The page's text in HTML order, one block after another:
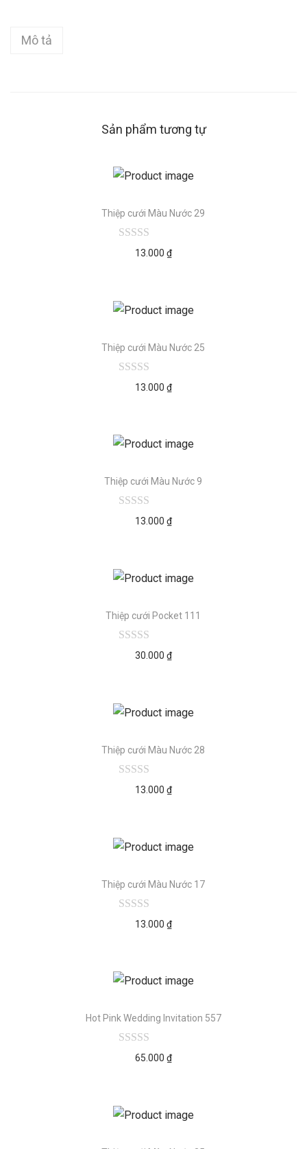
Mô tả
Sản phẩm tương tự
Thiệp cưới Màu Nước 29
13.000 ₫
Thiệp cưới Màu Nước 25
13.000 ₫
Thiệp cưới Màu Nước 9
13.000 ₫
Thiệp cưới Pocket 111
30.000 ₫
Thiệp cưới Màu Nước 28
13.000 ₫
Thiệp cưới Màu Nước 17
13.000 ₫
Hot Pink Wedding Invitation 557
65.000 ₫